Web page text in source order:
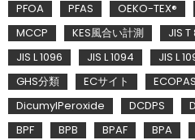
PFOA
PFAS OEKO-TEX®
MCCP
KES風合い計測 JIS T
JIS L 1096
JIS L 1094 JIS L
GHS分類
ECサイト
DicumylPeroxide
DCDPS
BPF
BPB BPAF BPA